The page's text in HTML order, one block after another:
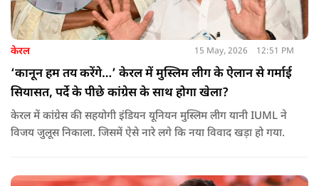
केरल 15 May, 2026 12:51 PM
‘कानून हम तय करेंगे…’ केरल में मुस्लिम लीग के ऐलान से गर्माई
सियासत, पर्दे के पीछे कांग्रेस के साथ होगा खेला?
केरल में कांग्रेस की सहयोगी इंडियन यूनियन मुस्लिम लीग यानी IUML ने
विजय जुलूस निकाला. जिसमें ऐसे नारे लगे कि नया विवाद खड़ा हो गया.